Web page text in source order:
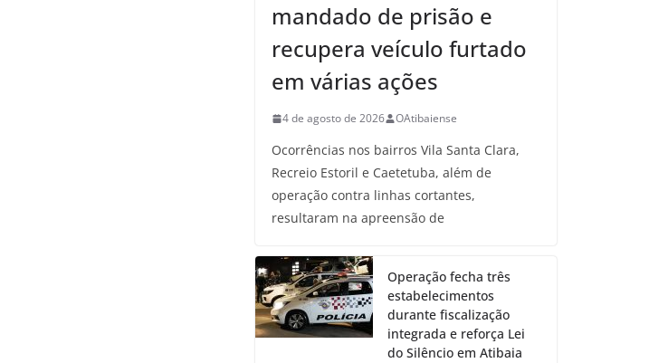
mandado de prisão e
recupera veículo furtado
em várias ações
4 de agosto de 2026 OAtibaiense
Ocorrências nos bairros Vila Santa Clara,
Recreio Estoril e Caetetuba, além de
operação contra linhas cortantes,
resultaram na apreensão de
Operação fecha três
estabelecimentos
durante fiscalização
integrada e reforça Lei
do Silêncio em Atibaia